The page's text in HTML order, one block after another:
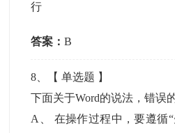
行
答案：B
8 、【单选题 】
下面关于Word的说法，错误
A
在操作过程中，要遵循